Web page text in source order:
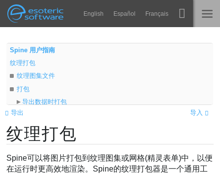
Esoteric Software
Navigation English Español Français
主页
博客
论坛
联系
Spine
运行时
常见问题
马上试用
Main Content
Spine 用户指南
纹理打包
纹理图集文件
打包
导出数据时打包
单独运行纹理打包器。
设置
区域
区域填充
页面
导入
导出
纹理打包
Spine可以将图片打包到纹理图集或网格(精灵表单)中，以便
在运行时更高效地渲染。Spine的纹理打包器是一个通用工